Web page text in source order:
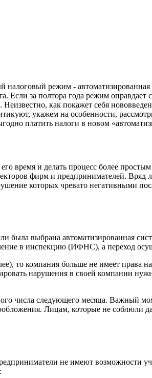
режим - автоматизированная
Если за полтора года режим оправдает
как покажет себя
укажем на особенности,
платить налоги в новом
время и делать процесс более
фирм и предпринимателей. Вряд
которых чревато негативными
была выбрана автоматизированная
в инспекцию (ИФНС), а переход
то компания больше не имеет права
нарушения в своей компании
числа следующего месяца. Важный
Лицам, которые не соблюли
не имеют возможности